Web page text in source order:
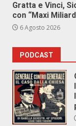
Gratta e Vinci,
con “Maxi
6 Agosto 2026
PODCAST